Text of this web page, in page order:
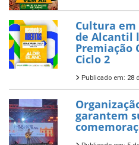
Cultura
de Alcantil
Premiação
Ciclo 2
Publicado em: 28
garantem